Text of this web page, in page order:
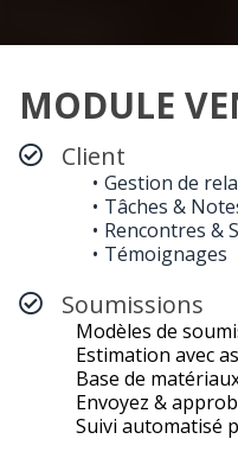
MODULE
Client
Gestion de
Tâches &
Rencontres &
Témoignages
Soumissions
Modèles de
Estimation avec
Base de
Envoyez &
Suivi automatisé